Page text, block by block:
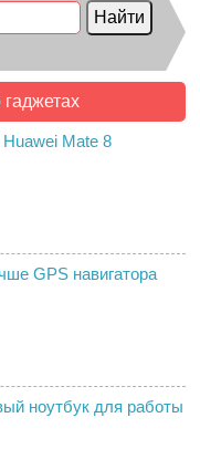
Mate 8
GPS навигатора
ноутбук для работы